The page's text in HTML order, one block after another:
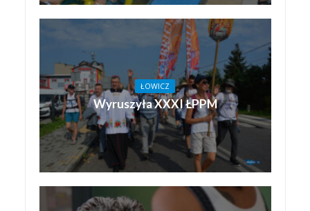
ŁOWICZ
Wyruszyła XXXI ŁPPM